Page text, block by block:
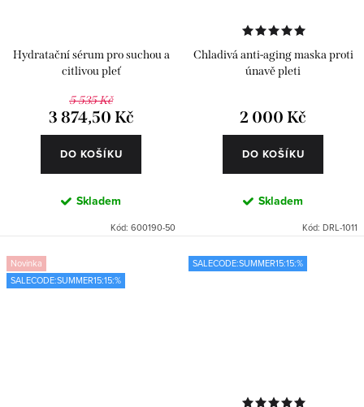
Hydratační sérum pro suchou a
citlivou pleť
5 535 Kč
3 874,50 Kč
DO KOŠÍKU
Skladem
Kód: 600190-50
Chladivá anti-aging maska proti
únavě pleti
2 000 Kč
DO KOŠÍKU
Skladem
Kód: DRL-1011
Novinka
SALECODE:SUMMER15:15:%
SALECODE:SUMMER15:15:%